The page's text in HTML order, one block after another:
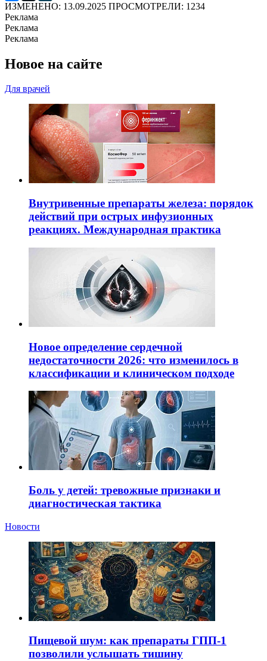
ИЗМЕНЕНО: 13.09.2025 ПРОСМОТРЕЛИ: 1234
Реклама
Реклама
Реклама
Новое на сайте
Для врачей
Внутривенные препараты железа: порядок
действий при острых инфузионных
реакциях. Международная практика
Новое определение сердечной
недостаточности 2026: что изменилось в
классификации и клиническом подходе
Боль у детей: тревожные признаки и
диагностическая тактика
Новости
Пищевой шум: как препараты ГПП-1
позволили услышать тишину